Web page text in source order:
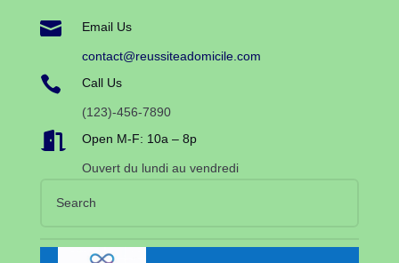
 Email Us
contact@reussiteadomicile.com
 Call Us
(123)-456-7890
 Open M-F: 10a – 8p
Ouvert du lundi au vendredi